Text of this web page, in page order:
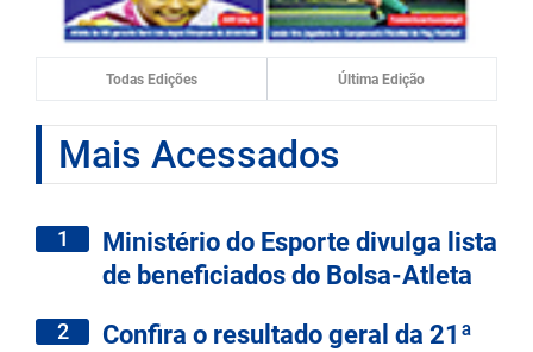
Todas Edições Última Edição
Mais Acessados
1
Ministério do Esporte divulga lista
de beneficiados do Bolsa-Atleta
2
Confira o resultado geral da 21ª